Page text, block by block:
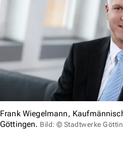
Frank Wiegelmann,
Göttingen. Bild: © Stadtwerke